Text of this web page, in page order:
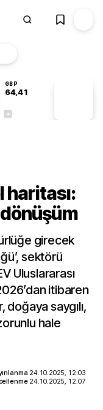
GBP
64,41
girecek
sektörü
Uluslararası
itibaren
saygılı,
hale
24.10.2025, 12:03
24.10.2025, 12:07